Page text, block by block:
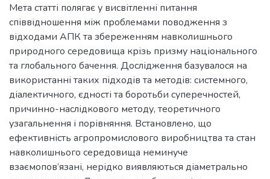
Мета статті полягає у висвітленні питання
співвідношення між проблемами поводження з
відходами АПК та збереженням навколишнього
природного середовища крізь призму національного
та глобального бачення. Дослідження базувалося на
використанні таких підходів та методів: системного,
діалектичного, єдності та боротьби суперечностей,
причинно-наслідкового методу, теоретичного
узагальнення і порівняння. Встановлено, що
ефективність агропромислового виробництва та стан
навколишнього середовища неминуче
взаємопов’язані, нерідко виявляються діаметрально